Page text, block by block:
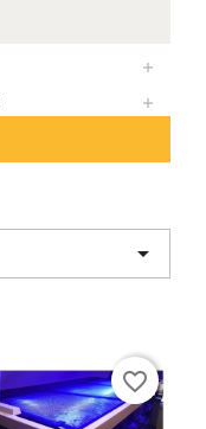



favorite_border